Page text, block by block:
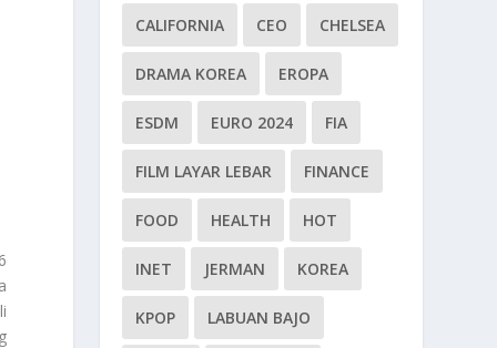
CALIFORNIA CEO CHELSEA
DRAMA KOREA EROPA
ESDM EURO 2024 FIA
FILM LAYAR LEBAR FINANCE
FOOD HEALTH HOT
INET JERMAN KOREA
KPOP LABUAN BAJO